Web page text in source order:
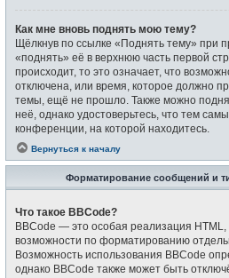
Как мне вновь поднять мою тему?
Щёлкнув по ссылке «Поднять тему» при
«поднять» её в верхнюю часть первой
происходит, то это означает, что
отключена, или время, которое должно
темы, ещё не прошло. Также можно
неё, однако удостоверьтесь, что тем
конференции, на которой находитесь.
Вернуться к началу
Форматирование сообщений и
Что такое BBCode?
BBCode — это особая реализация
возможности по форматированию
Возможность использования BBCode
однако BBCode также может быть